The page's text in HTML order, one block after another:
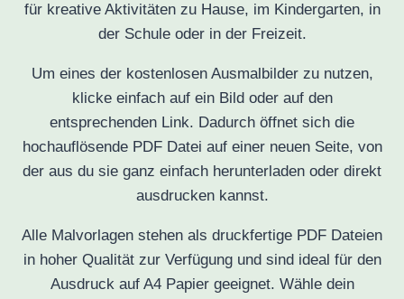
für kreative Aktivitäten zu Hause, im Kindergarten, in
der Schule oder in der Freizeit.
Um eines der kostenlosen Ausmalbilder zu nutzen,
klicke einfach auf ein Bild oder auf den
entsprechenden Link. Dadurch öffnet sich die
hochauflösende PDF Datei auf einer neuen Seite, von
der aus du sie ganz einfach herunterladen oder direkt
ausdrucken kannst.
Alle Malvorlagen stehen als druckfertige PDF Dateien
in hoher Qualität zur Verfügung und sind ideal für den
Ausdruck auf A4 Papier geeignet. Wähle dein